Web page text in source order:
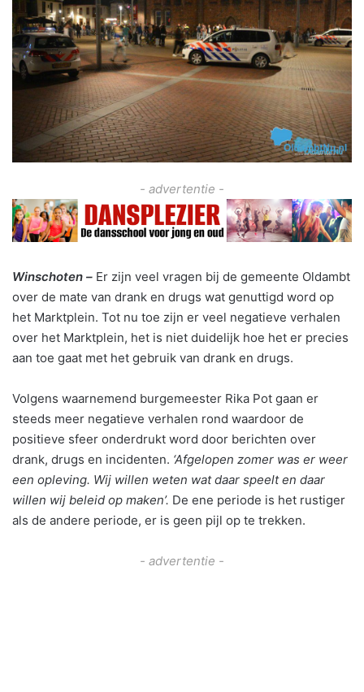
- advertentie -
Winschoten – Er zijn veel vragen bij de gemeente Oldambt
over de mate van drank en drugs wat genuttigd word op
het Marktplein. Tot nu toe zijn er veel negatieve verhalen
over het Marktplein, het is niet duidelijk hoe het er precies
aan toe gaat met het gebruik van drank en drugs.
Volgens waarnemend burgemeester Rika Pot gaan er
steeds meer negatieve verhalen rond waardoor de
positieve sfeer onderdrukt word door berichten over
drank, drugs en incidenten. ‘Afgelopen zomer was er weer
een opleving. Wij willen weten wat daar speelt en daar
willen wij beleid op maken’. De ene periode is het rustiger
als de andere periode, er is geen pijl op te trekken.
- advertentie -